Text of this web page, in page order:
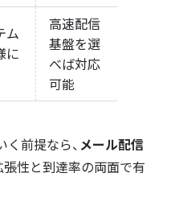
ム
に
高速配信
基盤を選
べば対応
可能
前提なら、メール配信
性と到達率の両面で有